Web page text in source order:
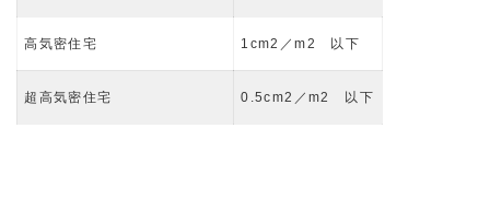
高気密住宅 1cm2／m2 以下
超高気密住宅 0.5cm2／m2 以下